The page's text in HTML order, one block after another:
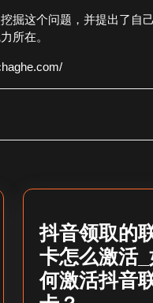
掘这个问题，并提出了自
所在。
抖音领取的
卡怎么激活_
何激活抖音